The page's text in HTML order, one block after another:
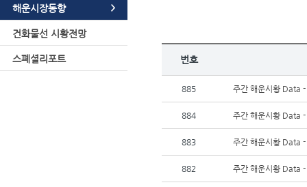
해운시장동향
건화물선 시황전망
스폐셜리포트 번호
885 주간 해운시황 Data
884 주간 해운시황 Data
883 주간 해운시황 Data
882 주간 해운시황 Data